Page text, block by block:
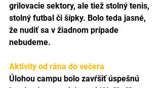
grilovacie sektory, ale tiež stolný tenis,
stolný futbal či šípky. Bolo teda jasné,
že nudiť sa v žiadnom prípade
nebudeme.
Aktivity od rána do večera
Úlohou campu bolo zavŕšiť úspešnú